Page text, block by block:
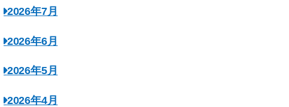
2026年7月
2026年6月
2026年5月
2026年4月